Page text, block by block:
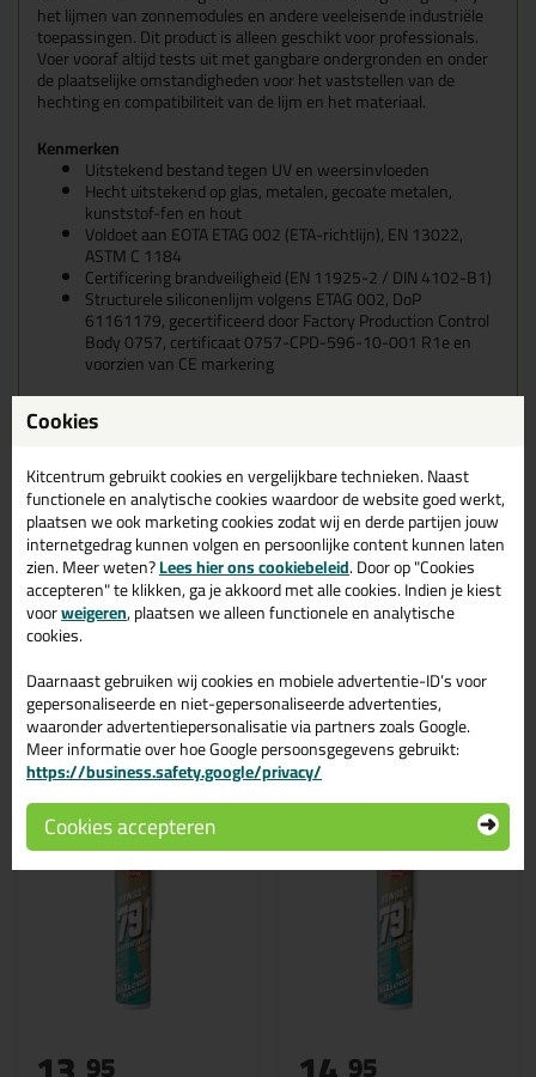
het lijmen van zonnemodules en andere veeleisende industriële
toepassingen. Dit product is alleen geschikt voor professionals.
Voer vooraf altijd tests uit met gangbare ondergronden en onder
de plaatselijke omstandigheden voor het vaststellen van de
hechting en compatibiliteit van de lijm en het materiaal.
Kenmerken
Uitstekend bestand tegen UV en weersinvloeden
Hecht uitstekend op glas, metalen, gecoate metalen,
kunststof-fen en hout
Voldoet aan EOTA ETAG 002 (ETA-richtlijn), EN 13022,
ASTM C 1184
Certificering brandveiligheid (EN 11925-2 / DIN 4102-B1)
Structurele siliconenlijm volgens ETAG 002, DoP
61161179, gecertificeerd door Factory Production Control
Body 0757, certificaat 0757-CPD-596-10-001 R1e en
voorzien van CE markering
Eigenschappen Sikasil SG-20 300ml
Koker
Geschikt voor onder andere
Glas
Kenmerk
Verlijmend
Soort
Siliconenkit
Gerelateerde producten
Cookies
Kitcentrum gebruikt cookies en vergelijkbare technieken. Naast
functionele en analytische cookies waardoor de website goed werkt,
plaatsen we ook marketing cookies zodat wij en derde partijen jouw
internetgedrag kunnen volgen en persoonlijke content kunnen laten
zien. Meer weten?Lees hier ons cookiebeleid. Door op "Cookies
accepteren" te klikken, ga je akkoord met alle cookies. Indien je kiest
voorweigeren, plaatsen we alleen functionele en analytische
cookies.
Daarnaast gebruiken wij cookies en mobiele advertentie-ID’s voor
gepersonaliseerde en niet-gepersonaliseerde advertenties,
waaronder advertentiepersonalisatie via partners zoals Google.
Meer informatie over hoe Google persoonsgegevens gebruikt:
https://business.safety.google/privacy/
Cookies accepteren